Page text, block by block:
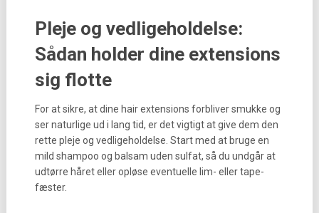
Pleje og vedligeholdelse:
Sådan holder dine extensions
sig flotte
For at sikre, at dine hair extensions forbliver smukke og
ser naturlige ud i lang tid, er det vigtigt at give dem den
rette pleje og vedligeholdelse. Start med at bruge en
mild shampoo og balsam uden sulfat, så du undgår at
udtørre håret eller opløse eventuelle lim- eller tape-
fæster.